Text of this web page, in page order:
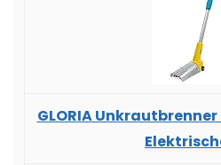
GLORIA